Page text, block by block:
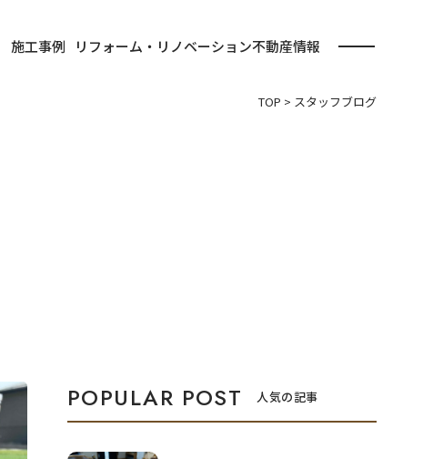
施工事例 リフォーム・リノベーション不動産情報
TOP > スタッフブログ
人気の記事